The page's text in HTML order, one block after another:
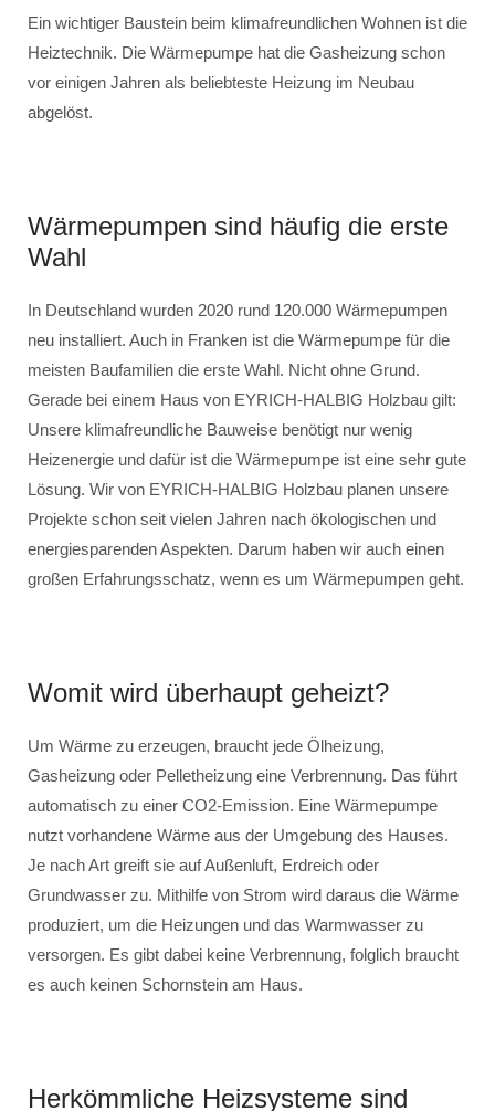
Ein wichtiger Baustein beim klimafreundlichen Wohnen ist die
Heiztechnik. Die Wärmepumpe hat die Gasheizung schon
vor einigen Jahren als beliebteste Heizung im Neubau
abgelöst.
Wärmepumpen sind häufig die erste
Wahl
In Deutschland wurden 2020 rund 120.000 Wärmepumpen
neu installiert. Auch in Franken ist die Wärmepumpe für die
meisten Baufamilien die erste Wahl. Nicht ohne Grund.
Gerade bei einem Haus von EYRICH-HALBIG Holzbau gilt:
Unsere klimafreundliche Bauweise benötigt nur wenig
Heizenergie und dafür ist die Wärmepumpe ist eine sehr gute
Lösung. Wir von EYRICH-HALBIG Holzbau planen unsere
Projekte schon seit vielen Jahren nach ökologischen und
energiesparenden Aspekten. Darum haben wir auch einen
großen Erfahrungsschatz, wenn es um Wärmepumpen geht.
Womit wird überhaupt geheizt?
Um Wärme zu erzeugen, braucht jede Ölheizung,
Gasheizung oder Pelletheizung eine Verbrennung. Das führt
automatisch zu einer CO2-Emission. Eine Wärmepumpe
nutzt vorhandene Wärme aus der Umgebung des Hauses.
Je nach Art greift sie auf Außenluft, Erdreich oder
Grundwasser zu. Mithilfe von Strom wird daraus die Wärme
produziert, um die Heizungen und das Warmwasser zu
versorgen. Es gibt dabei keine Verbrennung, folglich braucht
es auch keinen Schornstein am Haus.
Herkömmliche Heizsysteme sind